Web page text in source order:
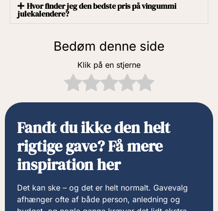
Hvor finder jeg den bedste pris på vingummi
julekalendere?
Bedøm denne side
Klik på en stjerne
Fandt du ikke den helt
rigtige gave? Få mere
inspiration her
Det kan ske – og det er helt normalt. Gavevalg
afhænger ofte af både person, anledning og